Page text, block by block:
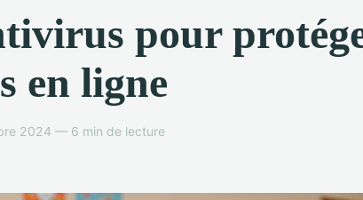
pour
en ligne
2024 — 6 min de lecture